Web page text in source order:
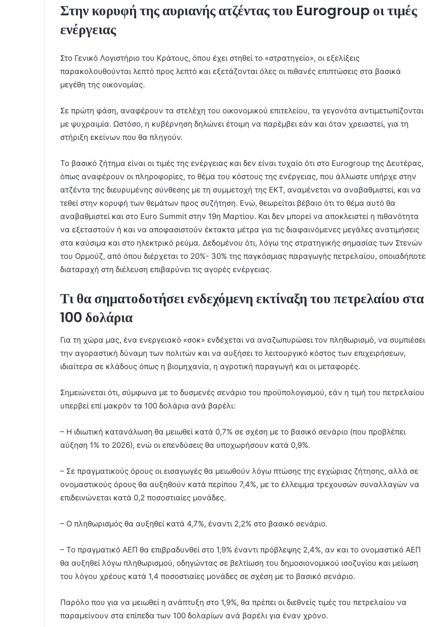
Στην κορυφή της αυριανής ατζέντας του Eurogroup οι τιμές
ενέργειας
Στο Γενικό Λογιστήριο του Κράτους, όπου έχει στηθεί το «στρατηγείο», οι εξελίξεις
παρακολουθούνται λεπτό προς λεπτό και εξετάζονται όλες οι πιθανές επιπτώσεις στα βασικά
μεγέθη της οικονομίας.
Σε πρώτη φάση, αναφέρουν τα στελέχη του οικονομικού επιτελείου, τα γεγονότα αντιμετωπίζονται
με ψυχραιμία. Ωστόσο, η κυβέρνηση δηλώνει έτοιμη να παρέμβει εάν και όταν χρειαστεί, για τη
στήριξη εκείνων που θα πληγούν.
Το βασικό ζήτημα είναι οι τιμές της ενέργειας και δεν είναι τυχαίο ότι στο Eurogroup της Δευτέρας,
όπως αναφέρουν οι πληροφορίες, το θέμα του κόστους της ενέργειας, που άλλωστε υπήρχε στην
ατζέντα της διευρυμένης σύνθεσης με τη συμμετοχή της ΕΚΤ, αναμένεται να αναβαθμιστεί, και να
τεθεί στην κορυφή των θεμάτων προς συζήτηση. Ενώ, θεωρείται βέβαιο ότι το θέμα αυτό θα
αναβαθμιστεί και στο Euro Summit στην 19η Μαρτίου. Και δεν μπορεί να αποκλειστεί η πιθανότητα
να εξεταστούν ή και να αποφασιστούν έκτακτα μέτρα για τις διαφαινόμενες μεγάλες ανατιμήσεις
στα καύσιμα και στο ηλεκτρικό ρεύμα. Δεδομένου ότι, λόγω της στρατηγικής σημασίας των Στενών
του Ορμούζ, από όπου διέρχεται το 20%- 30% της παγκόσμιας παραγωγής πετρελαίου, οποιαδήποτε
διαταραχή στη διέλευση επιβαρύνει τις αγορές ενέργειας.
Τι θα σηματοδοτήσει ενδεχόμενη εκτίναξη του πετρελαίου στα
100 δολάρια
Για τη χώρα μας, ένα ενεργειακό «σοκ» ενδέχεται να αναζωπυρώσει τον πληθωρισμό, να συμπιέσει
την αγοραστική δύναμη των πολιτών και να αυξήσει το λειτουργικό κόστος των επιχειρήσεων,
ιδιαίτερα σε κλάδους όπως η βιομηχανία, η αγροτική παραγωγή και οι μεταφορές.
Σημειώνεται ότι, σύμφωνα με το δυσμενές σενάριο του προϋπολογισμού, εάν η τιμή του πετρελαίου
υπερβεί επί μακρόν τα 100 δολάρια ανά βαρέλι:
– Η ιδιωτική κατανάλωση θα μειωθεί κατά 0,7% σε σχέση με το βασικό σενάριο (που προβλέπει
αύξηση 1% το 2026), ενώ οι επενδύσεις θα υποχωρήσουν κατά 0,9%.
– Σε πραγματικούς όρους οι εισαγωγές θα μειωθούν λόγω πτώσης της εγχώριας ζήτησης, αλλά σε
ονομαστικούς όρους θα αυξηθούν κατά περίπου 7,4%, με το έλλειμμα τρεχουσών συναλλαγών να
επιδεινώνεται κατά 0,2 ποσοστιαίες μονάδες.
– Ο πληθωρισμός θα αυξηθεί κατά 4,7%, έναντι 2,2% στο βασικό σενάριο.
– Το πραγματικό ΑΕΠ θα επιβραδυνθεί στο 1,9% έναντι πρόβλεψης 2,4%, αν και το ονομαστικό ΑΕΠ
θα αυξηθεί λόγω πληθωρισμού, οδηγώντας σε βελτίωση του δημοσιονομικού ισοζυγίου και μείωση
του λόγου χρέους κατά 1,4 ποσοστιαίες μονάδες σε σχέση με το βασικό σενάριο.
Παρόλο που για να μειωθεί η ανάπτυξη στο 1,9%, θα πρέπει οι διεθνείς τιμές του πετρελαίου να
παραμείνουν στα επίπεδα των 100 δολαρίων ανά βαρέλι για έναν χρόνο.